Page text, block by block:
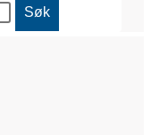
Søk